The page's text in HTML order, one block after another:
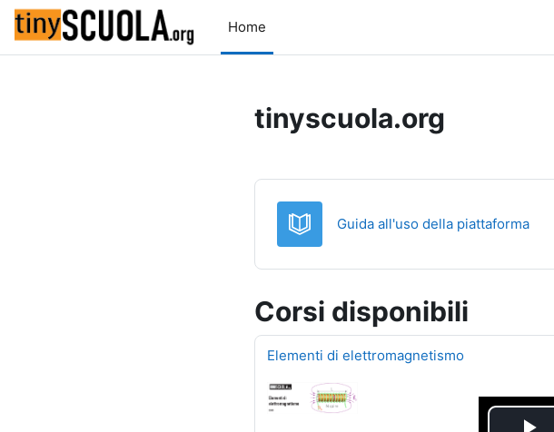
Vai al contenuto principale
Home
tinyscuola.org
Guida all'uso della piattaformaLibro
Corsi disponibili
Elementi di elettromagnetismo